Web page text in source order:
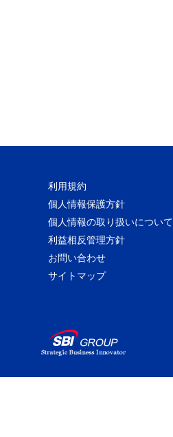
利用規約
個人情報保護方針
個人情報の取り扱いについて
利益相反管理方針
お問い合わせ
サイトマップ